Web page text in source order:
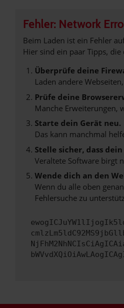
Fehler: Network
Beim Laden ist ein Fehler
Hier sind ein paar Tipps,
Überprüfe deine
Laden andere
Prüfe deine
Manche Erweiterungen,
Starte dein Gerät neu.
Das kann manchmal
Stelle sicher, dass
Veraltete Software birgt
Wende dich an den
Wenn du alle oben
Fehlersuche zu